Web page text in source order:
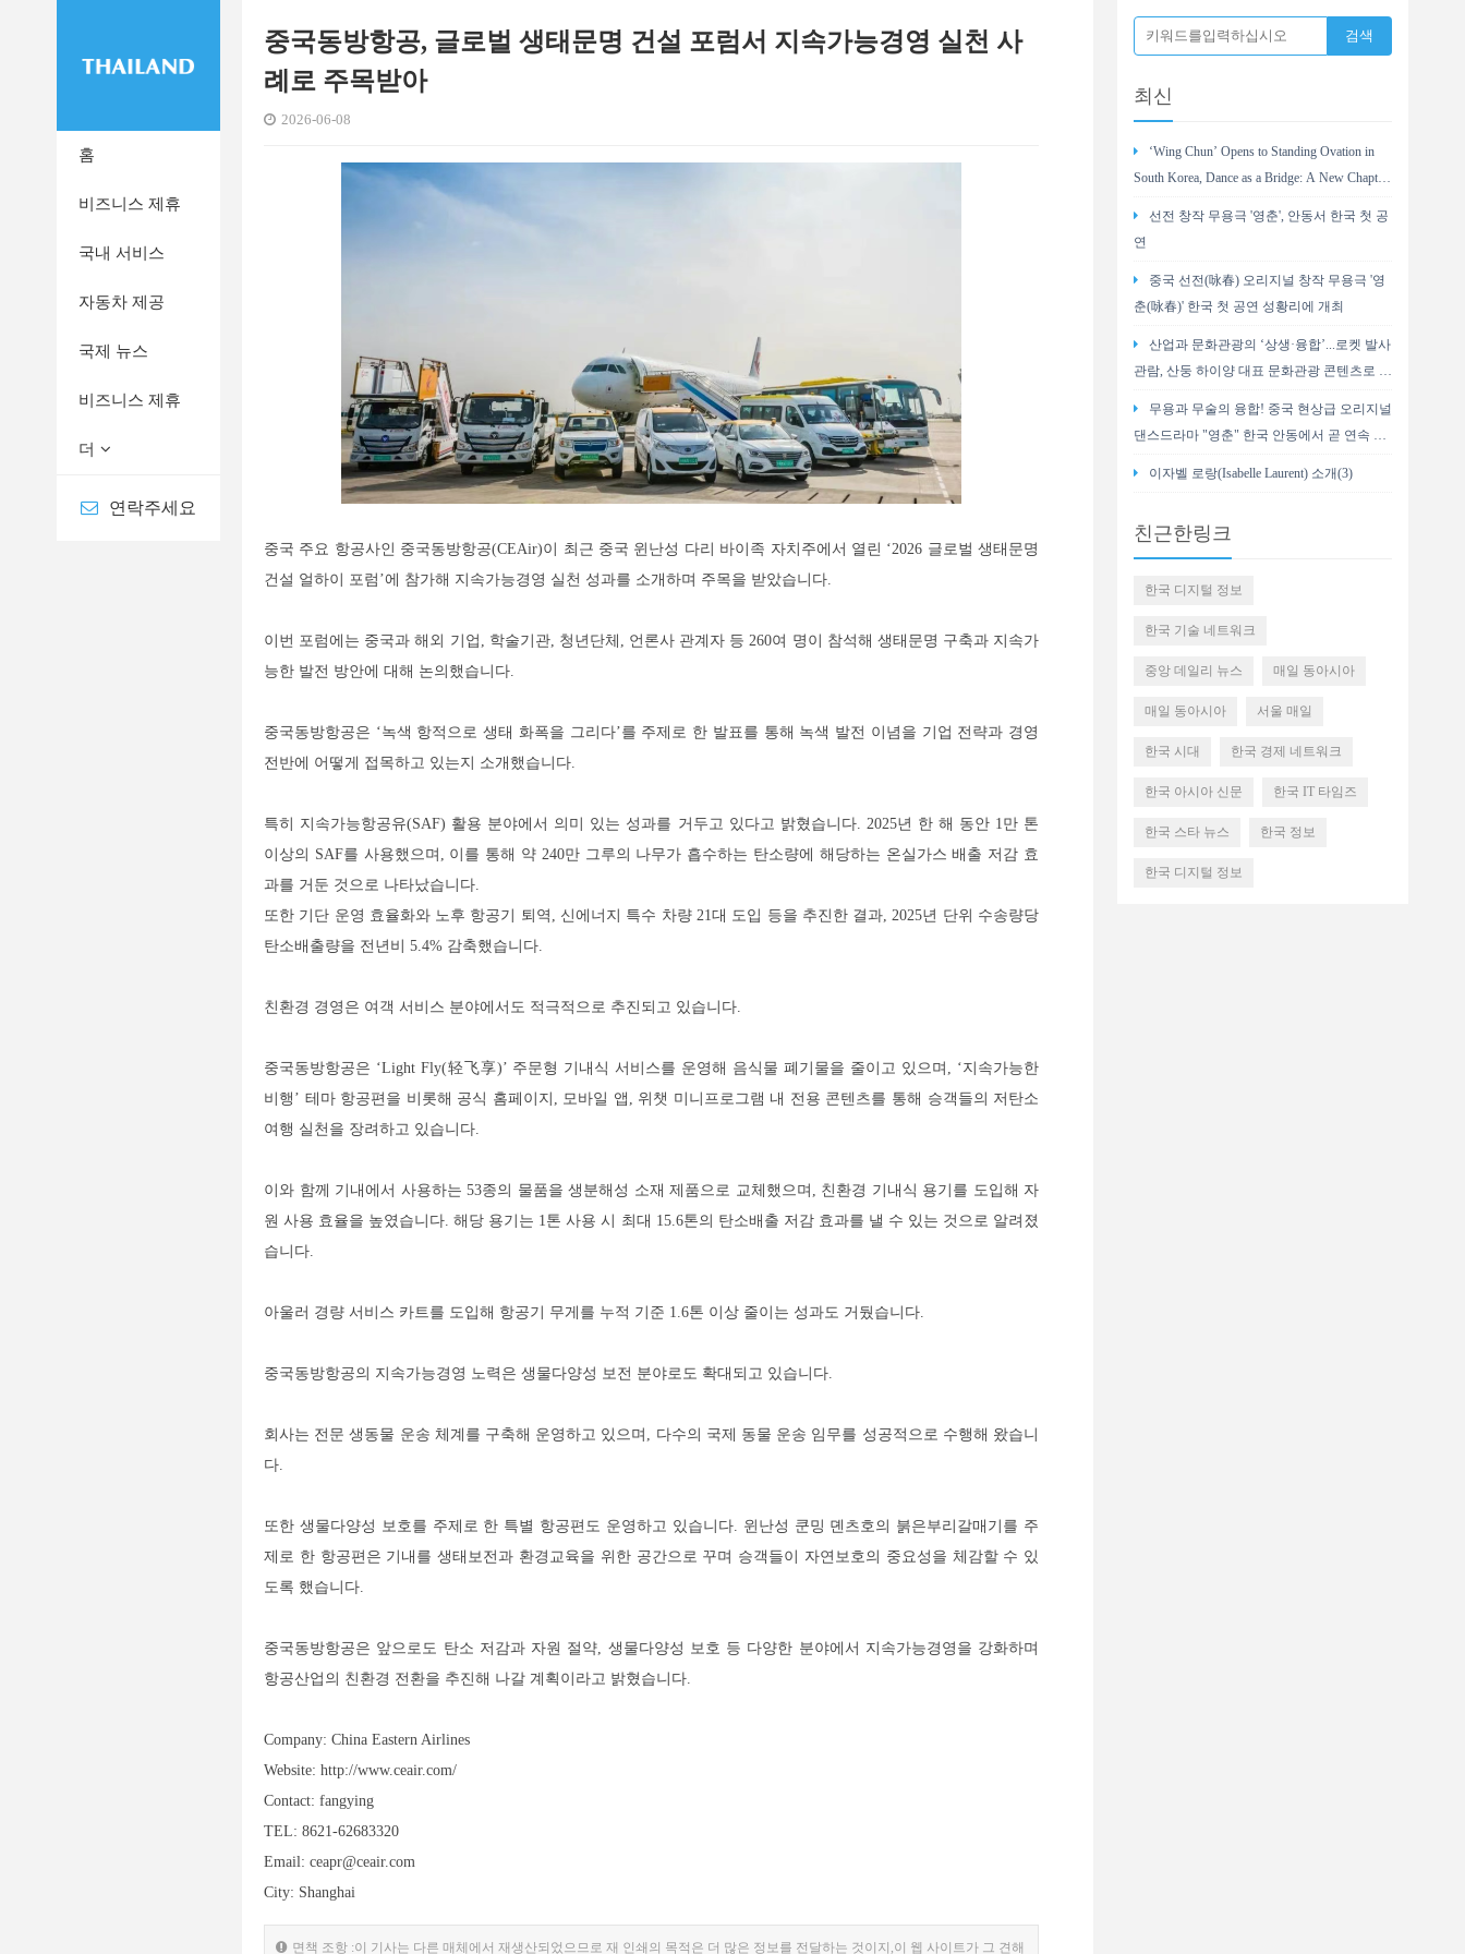
홈
비즈니스 제휴
국내 서비스
자동차 제공
국제 뉴스
비즈니스 제휴
더
연락주세요
중국동방항공, 글로벌 생태문명 건설 포럼서 지속가능경영 실천 사
례로 주목받아
2026-06-08
중국 주요 항공사인 중국동방항공(CEAir)이 최근 중국 윈난성 다리 바이족 자치주에서 열린 ‘2026 글로벌 생태문명
건설 얼하이 포럼’에 참가해 지속가능경영 실천 성과를 소개하며 주목을 받았습니다.
이번 포럼에는 중국과 해외 기업, 학술기관, 청년단체, 언론사 관계자 등 260여 명이 참석해 생태문명 구축과 지속가
능한 발전 방안에 대해 논의했습니다.
중국동방항공은 ‘녹색 항적으로 생태 화폭을 그리다’를 주제로 한 발표를 통해 녹색 발전 이념을 기업 전략과 경영
전반에 어떻게 접목하고 있는지 소개했습니다.
특히 지속가능항공유(SAF) 활용 분야에서 의미 있는 성과를 거두고 있다고 밝혔습니다. 2025년 한 해 동안 1만 톤
이상의 SAF를 사용했으며, 이를 통해 약 240만 그루의 나무가 흡수하는 탄소량에 해당하는 온실가스 배출 저감 효
과를 거둔 것으로 나타났습니다.
또한 기단 운영 효율화와 노후 항공기 퇴역, 신에너지 특수 차량 21대 도입 등을 추진한 결과, 2025년 단위 수송량당
탄소배출량을 전년비 5.4% 감축했습니다.
친환경 경영은 여객 서비스 분야에서도 적극적으로 추진되고 있습니다.
중국동방항공은 ‘Light Fly(轻飞享)’ 주문형 기내식 서비스를 운영해 음식물 폐기물을 줄이고 있으며, ‘지속가능한
비행’ 테마 항공편을 비롯해 공식 홈페이지, 모바일 앱, 위챗 미니프로그램 내 전용 콘텐츠를 통해 승객들의 저탄소
여행 실천을 장려하고 있습니다.
이와 함께 기내에서 사용하는 53종의 물품을 생분해성 소재 제품으로 교체했으며, 친환경 기내식 용기를 도입해 자
원 사용 효율을 높였습니다. 해당 용기는 1톤 사용 시 최대 15.6톤의 탄소배출 저감 효과를 낼 수 있는 것으로 알려졌
습니다.
아울러 경량 서비스 카트를 도입해 항공기 무게를 누적 기준 1.6톤 이상 줄이는 성과도 거뒀습니다.
중국동방항공의 지속가능경영 노력은 생물다양성 보전 분야로도 확대되고 있습니다.
회사는 전문 생동물 운송 체계를 구축해 운영하고 있으며, 다수의 국제 동물 운송 임무를 성공적으로 수행해 왔습니
다.
또한 생물다양성 보호를 주제로 한 특별 항공편도 운영하고 있습니다. 윈난성 쿤밍 뎬츠호의 붉은부리갈매기를 주
제로 한 항공편은 기내를 생태보전과 환경교육을 위한 공간으로 꾸며 승객들이 자연보호의 중요성을 체감할 수 있
도록 했습니다.
중국동방항공은 앞으로도 탄소 저감과 자원 절약, 생물다양성 보호 등 다양한 분야에서 지속가능경영을 강화하며
항공산업의 친환경 전환을 추진해 나갈 계획이라고 밝혔습니다.
Company: China Eastern Airlines
Website: http://www.ceair.com/
Contact: fangying
TEL: 8621-62683320
Email: ceapr@ceair.com
City: Shanghai
면책 조항 :이 기사는 다른 매체에서 재생산되었으므로 재 인쇄의 목적은 더 많은 정보를 전달하는 것이지,이 웹 사이트가 그 견해
최신
‘Wing Chun’ Opens to Standing Ovation in
South Korea, Dance as a Bridge: A New Chapter
선전 창작 무용극 '영춘', 안동서 한국 첫 공
연
중국 선전(咏春) 오리지널 창작 무용극 '영
춘(咏春)' 한국 첫 공연 성황리에 개최
산업과 문화관광의 ‘상생·융합’...로켓 발사
관람, 산둥 하이양 대표 문화관광 콘텐츠로 부
무용과 무술의 융합! 중국 현상급 오리지널
댄스드라마 "영춘" 한국 안동에서 곧 연속 2
이자벨 로랑(Isabelle Laurent) 소개(3)
친근한링크
한국 디지털 정보
한국 기술 네트워크
중앙 데일리 뉴스 매일 동아시아
매일 동아시아 서울 매일
한국 시대 한국 경제 네트워크
한국 아시아 신문 한국 IT 타임즈
한국 스타 뉴스 한국 정보
한국 디지털 정보